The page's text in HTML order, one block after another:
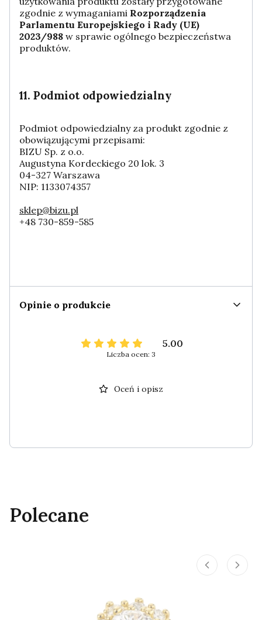
zgodnie z wymaganiami Rozporządzenia
Parlamentu Europejskiego i Rady (UE)
2023/988 w sprawie ogólnego bezpieczeństwa
produktów.
11. Podmiot odpowiedzialny
Podmiot odpowiedzialny za produkt zgodnie z
obowiązującymi przepisami:
BIZU Sp. z o.o.
Augustyna Kordeckiego 20 lok. 3
04-327 Warszawa
NIP: 1133074357
sklep@bizu.pl
+48 730-859-585
Opinie o produkcie
5.00
Liczba ocen: 3
Oceń i opisz
Polecane